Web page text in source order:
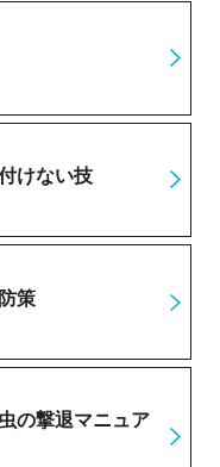
けない技
策
の撃退マニュア